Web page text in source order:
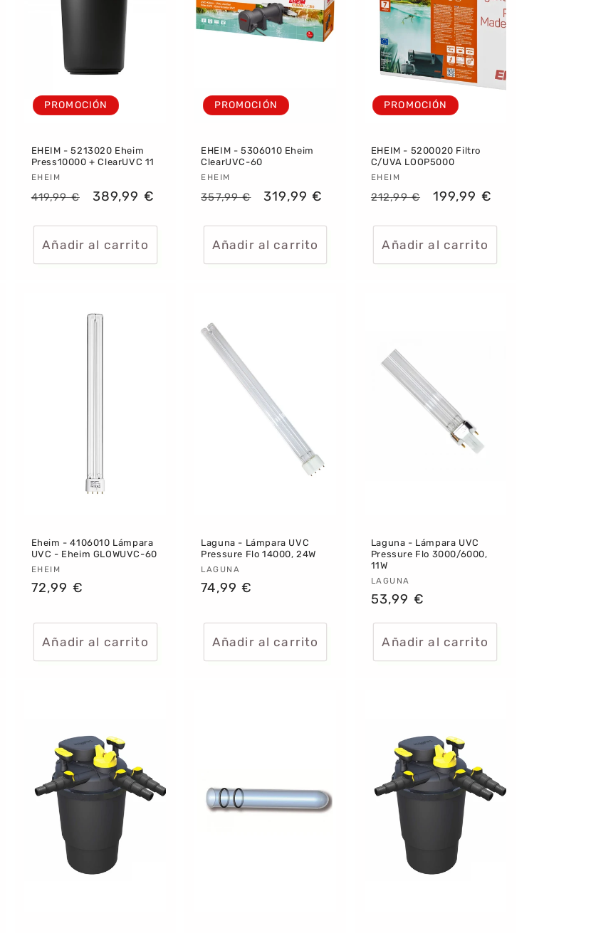
PROMOCIÓN
EHEIM - 5213020 Eheim
Press10000 + ClearUVC 11
Proveedor:
EHEIM
Precio
419,99 €
Precio
389,99 €
Añadir al carrito
PROMOCIÓN
EHEIM - 5306010 Eheim
ClearUVC-60
Proveedor:
EHEIM
Precio
357,99 €
Precio
319,99 €
Añadir al carrito
PROMOCIÓN
EHEIM - 5200020 Filtro
C/UVA LOOP5000
Proveedor:
EHEIM
Precio
212,99 €
Precio
199,99 €
Añadir al carrito
Eheim - 4106010 Lámpara
UVC - Eheim GLOWUVC-60
Proveedor:
EHEIM
Precio
72,99 €
Añadir al carrito
Laguna - Lámpara UVC
Pressure Flo 14000, 24W
Proveedor:
LAGUNA
Precio
74,99 €
Añadir al carrito
Laguna - Lámpara UVC
Pressure Flo 3000/6000,
11W
Proveedor:
LAGUNA
Precio
53,99 €
Añadir al carrito